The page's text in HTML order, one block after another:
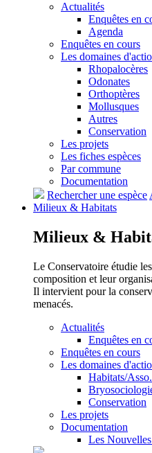
Actualités
Enquêtes en
Agenda
Enquêtes en cours
Les domaines
Rhopalocères
Odonates
Orthoptères
Mollusques
Autres
Conservation
Les projets
Les fiches espèces
Par commune
Documentation
Rechercher une espèce
Milieux & Habitats
Milieux &
Le Conservatoire étudie
composition et leur
Il intervient pour la
menacés.
Actualités
Enquêtes en
Enquêtes en cours
Les domaines
Habitats/
Conservation
Les projets
Documentation
Les